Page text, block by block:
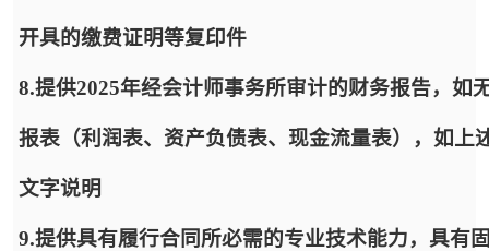
开具的缴费证明等复印件
8.提供2025年经会计师事务所审计的财务报告，
报表（利润表、资产负债表、现金流量表），如
文字说明
9.提供具有履行合同所必需的专业技术能力，具有